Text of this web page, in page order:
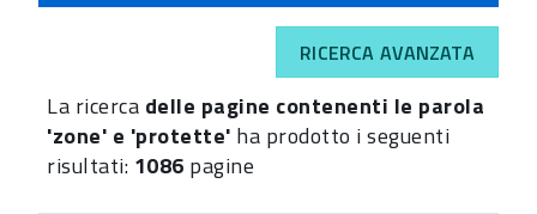
RICERCA AVANZATA
La ricerca delle pagine contenenti le parola
'zone' e 'protette' ha prodotto i seguenti
risultati: 1086 pagine